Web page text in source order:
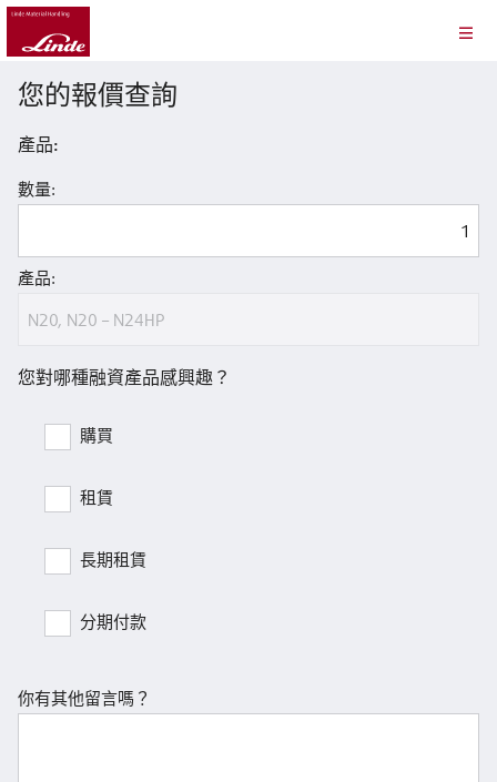
您的報價查詢
產品:
數量:
產品:
您對哪種融資產品感興趣？
購買
租賃
長期租賃
分期付款
你有其他留言嗎？